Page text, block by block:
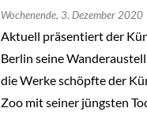
Wochenende, 3. Dezember 2020
Aktuell präsentiert der
Berlin seine
die Werke schöpfte der
Zoo mit seiner jüngsten